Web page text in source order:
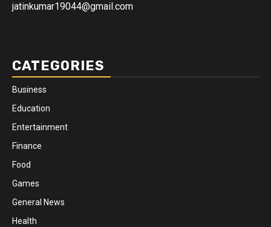
jatinkumar19044@gmail.com
CATEGORIES
Business
Education
Entertainment
Finance
Food
Games
General News
Health